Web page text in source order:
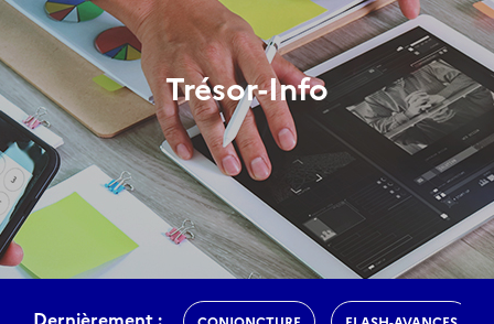
Trésor-Info
Dernièrement :